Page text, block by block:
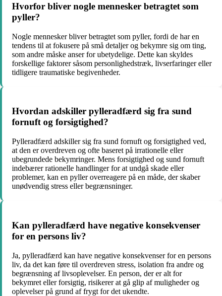
Hvorfor bliver nogle mennesker betragtet som
pyller?
Nogle mennesker bliver betragtet som pyller, fordi de har en
tendens til at fokusere på små detaljer og bekymre sig om ting,
som andre måske anser for ubetydelige. Dette kan skyldes
forskellige faktorer såsom personlighedstræk, livserfaringer eller
tidligere traumatiske begivenheder.
Hvordan adskiller pylleradfærd sig fra sund
fornuft og forsigtighed?
Pylleradfærd adskiller sig fra sund fornuft og forsigtighed ved,
at den er overdreven og ofte baseret på irrationelle eller
ubegrundede bekymringer. Mens forsigtighed og sund fornuft
indebærer rationelle handlinger for at undgå skade eller
problemer, kan en pyller overreagere på en måde, der skaber
unødvendig stress eller begrænsninger.
Kan pylleradfærd have negative konsekvenser
for en persons liv?
Ja, pylleradfærd kan have negative konsekvenser for en persons
liv, da det kan føre til overdreven stress, isolation fra andre og
begrænsning af livsoplevelser. En person, der er alt for
bekymret eller forsigtig, risikerer at gå glip af muligheder og
oplevelser på grund af frygt for det ukendte.